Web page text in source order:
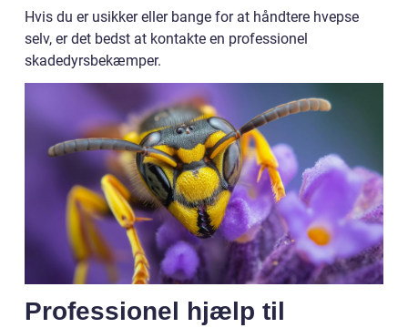
Hvis du er usikker eller bange for at håndtere hvepse
selv, er det bedst at kontakte en professionel
skadedyrsbekæmper.
Professionel hjælp til